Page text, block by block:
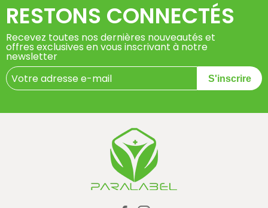
RESTONS CONNECTÉS
Recevez toutes nos dernières nouveautés et
offres exclusives en vous inscrivant à notre
newsletter
S'inscrire